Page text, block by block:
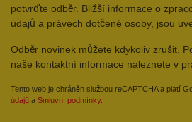
potvrďte odběr. Bližší informace o
údajů a právech dotčené osoby, jsou
Odběr novinek můžete kdykoliv zrušit.
naše kontaktní informace naleznete v
Tento web je chráněn službou reCAPTCHA a platí
údajů a Smluvní podmínky.